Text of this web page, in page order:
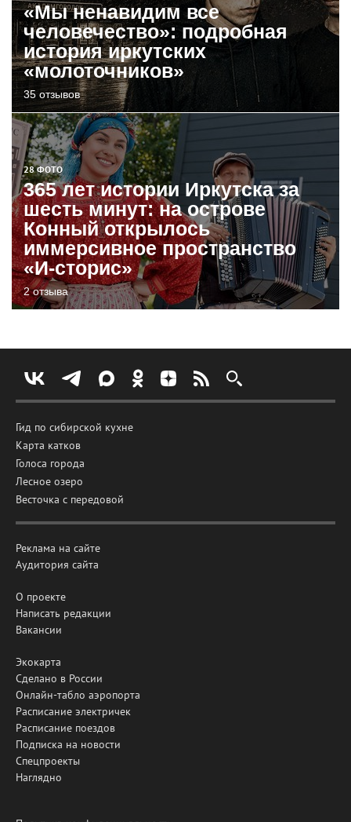
«Мы ненавидим все
человечество»: подробная
история иркутских
«молоточников»
35 отзывов
28 ФОТО
365 лет истории Иркутска за
шесть минут: на острове
Конный открылось
иммерсивное пространство
«И-сторис»
2 отзыва
Гид по сибирской кухне
Карта катков
Голоса города
Лесное озеро
Весточка с передовой
Реклама на сайте
Аудитория сайта
О проекте
Написать редакции
Вакансии
Экокарта
Сделано в России
Онлайн-табло аэропорта
Расписание электричек
Расписание поездов
Подписка на новости
Спецпроекты
Наглядно